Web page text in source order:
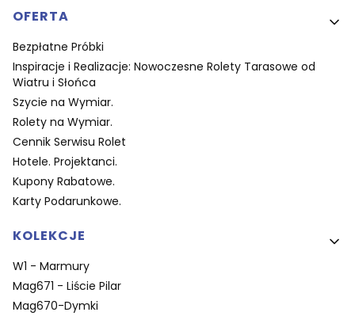
OFERTA
Bezpłatne Próbki
Inspiracje i Realizacje: Nowoczesne Rolety Tarasowe od
Wiatru i Słońca
Szycie na Wymiar.
Rolety na Wymiar.
Cennik Serwisu Rolet
Hotele. Projektanci.
Kupony Rabatowe.
Karty Podarunkowe.
KOLEKCJE
W1 - Marmury
Mag671 - Liście Pilar
Mag670-Dymki